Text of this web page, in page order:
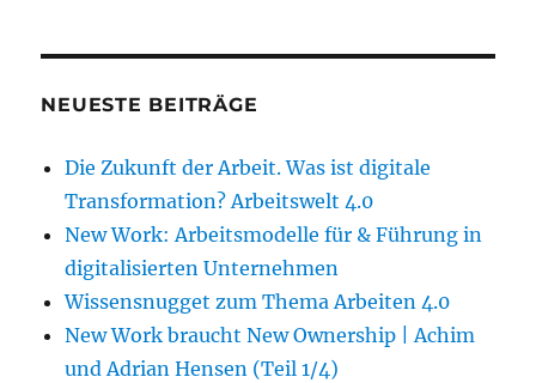
NEUESTE BEITRÄGE
Die Zukunft der Arbeit. Was ist digitale
Transformation? Arbeitswelt 4.0
New Work: Arbeitsmodelle für & Führung in
digitalisierten Unternehmen
Wissensnugget zum Thema Arbeiten 4.0
New Work braucht New Ownership | Achim
und Adrian Hensen (Teil 1/4)